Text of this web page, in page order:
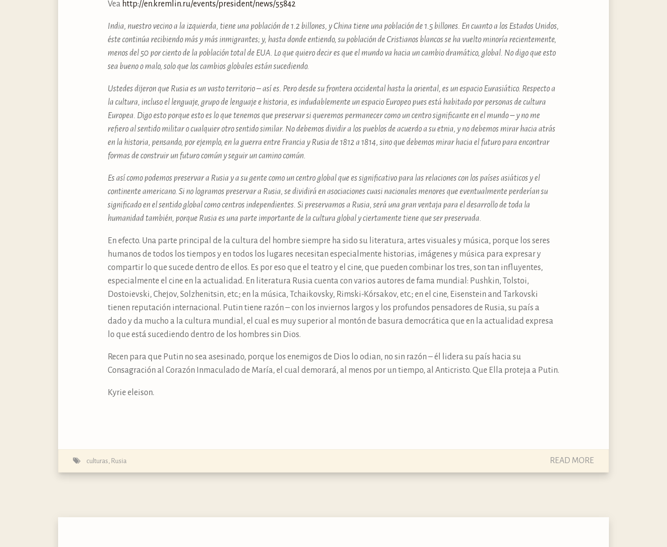
Vea http://​en.​kremlin.​ru/​events/​president/​news/​55842
India, nuestro vecino a la izquierda, tiene una población de 1.2 billones, y China tiene una población de 1.5 billones. En cuanto a los Estados Unidos,
éste continúa recibiendo más y más inmigrantes; y, hasta donde entiendo, su población de Cristianos blancos se ha vuelto minoría recientemente,
menos del 50 por ciento de la población total de EUA. Lo que quiero decir es que el mundo va hacia un cambio dramático, global. No digo que esto
sea bueno o malo, solo que los cambios globales están sucediendo.
Ustedes dijeron que Rusia es un vasto territorio – así es. Pero desde su frontera occidental hasta la oriental, es un espacio Eurasiático. Respecto a
la cultura, incluso el lenguaje, grupo de lenguaje e historia, es indudablemente un espacio Europeo pues está habitado por personas de cultura
Europea. Digo esto porque esto es lo que tenemos que preservar si queremos permanecer como un centro significante en el mundo – y no me
refiero al sentido militar o cualquier otro sentido similar. No debemos dividir a los pueblos de acuerdo a su etnia, y no debemos mirar hacia atrás
en la historia, pensando, por ejemplo, en la guerra entre Francia y Rusia de 1812 a 1814, sino que debemos mirar hacia el futuro para encontrar
formas de construir un futuro común y seguir un camino común.
Es así como podemos preservar a Rusia y a su gente como un centro global que es significativo para las relaciones con los países asiáticos y el
continente americano. Si no logramos preservar a Rusia, se dividirá en asociaciones cuasi nacionales menores que eventualmente perderían su
significado en el sentido global como centros independientes. Si preservamos a Rusia, será una gran ventaja para el desarrollo de toda la
humanidad también, porque Rusia es una parte importante de la cultura global y ciertamente tiene que ser preservada.
En efecto. Una parte principal de la cultura del hombre siempre ha sido su literatura, artes visuales y música, porque los seres
humanos de todos los tiempos y en todos los lugares necesitan especialmente historias, imágenes y música para expresar y
compartir lo que sucede dentro de ellos. Es por eso que el teatro y el cine, que pueden combinar los tres, son tan influyentes,
especialmente el cine en la actualidad. En literatura Rusia cuenta con varios autores de fama mundial: Pushkin, Tolstoi,
Dostoievski, Chejov, Solzhenitsin, etc.; en la música, Tchaikovsky, Rimski-Kórsakov, etc.; en el cine, Eisenstein and Tarkovski
tienen reputación internacional. Putin tiene razón – con los inviernos largos y los profundos pensadores de Rusia, su país a
dado y da mucho a la cultura mundial, el cual es muy superior al montón de basura democrática que en la actualidad expresa
lo que está sucediendo dentro de los hombres sin Dios.
Recen para que Putin no sea asesinado, porque los enemigos de Dios lo odian, no sin razón – él lidera su país hacia su
Consagración al Corazón Inmaculado de María, el cual demorará, al menos por un tiempo, al Anticristo. Que Ella proteja a Putin.
Kyrie eleison.
culturas, Rusia READ MORE